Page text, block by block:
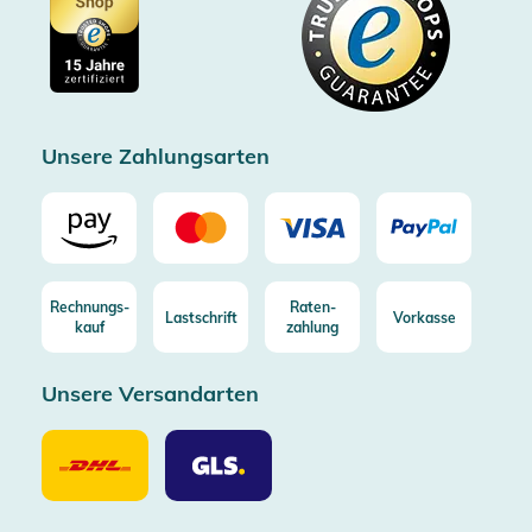
Cookie-Einstellungen
ImpressumGratis Versand ab 100€ Bestellwert (in DE/AT)
Kostenlose Rücksendung (aus DE/AT)
Unsere Zahlungsarten
Rechnungs-
kauf
Lastschrift
Raten-
zahlung
Vorkasse
Unsere Versandarten
Unsere
Versandarten
DHL
Unsere
Versandarten
GLS